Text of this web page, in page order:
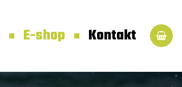
E-shop Kontakt